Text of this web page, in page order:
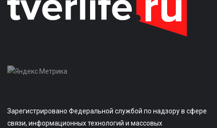
Зарегистрировано Федеральной службой по надзору в сфере
связи, информационных технологий и массовых